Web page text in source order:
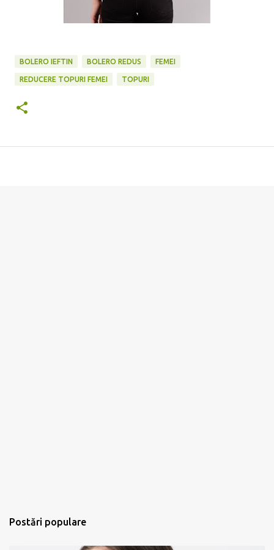
BOLERO IEFTIN BOLERO REDUS FEMEI
REDUCERE TOPURI FEMEI TOPURI
Postări populare